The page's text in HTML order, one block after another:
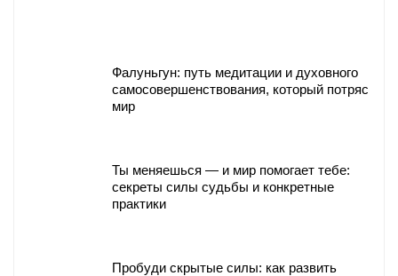
Фалуньгун: путь медитации и духовного
самосовершенствования, который потряс
мир
Ты меняешься — и мир помогает тебе:
секреты силы судьбы и конкретные
практики
Пробуди скрытые силы: как развить